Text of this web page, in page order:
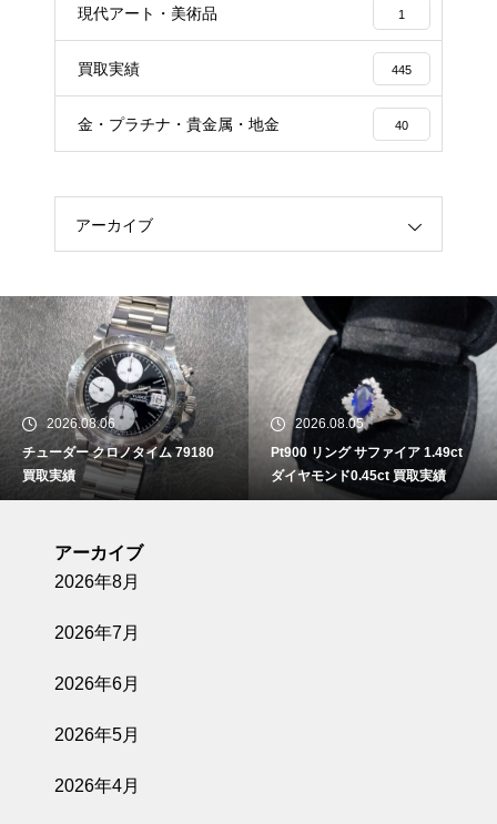
現代アート・美術品 1
買取実績 445
金・プラチナ・貴金属・地金 40
アーカイブ
2026.08.06
チューダー クロノタイム 79180
買取実績
2026.08.05
Pt900 リング サファイア 1.49ct
ダイヤモンド0.45ct 買取実績
アーカイブ
2026年8月
2026年7月
2026年6月
2026年5月
2026年4月